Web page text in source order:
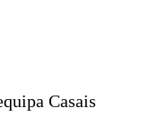
Casais